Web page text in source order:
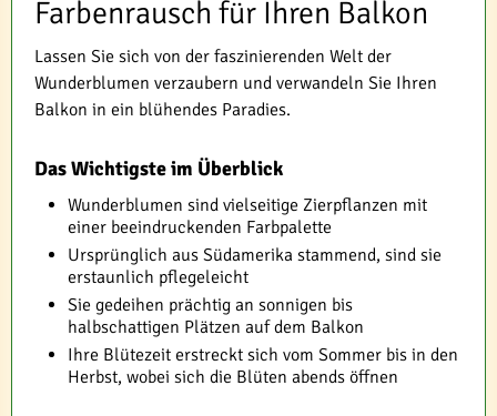
Farbenrausch für Ihren Balkon
Lassen Sie sich von der faszinierenden Welt der
Wunderblumen verzaubern und verwandeln Sie Ihren
Balkon in ein blühendes Paradies.
Das Wichtigste im Überblick
Wunderblumen sind vielseitige Zierpflanzen mit
einer beeindruckenden Farbpalette
Ursprünglich aus Südamerika stammend, sind sie
erstaunlich pflegeleicht
Sie gedeihen prächtig an sonnigen bis
halbschattigen Plätzen auf dem Balkon
Ihre Blütezeit erstreckt sich vom Sommer bis in den
Herbst, wobei sich die Blüten abends öffnen